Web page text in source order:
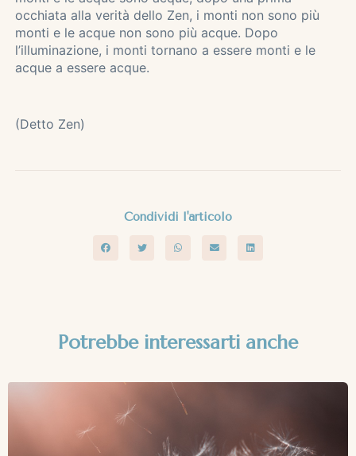
occhiata alla verità dello Zen, i monti non sono più
monti e le acque non sono più acque. Dopo
l’illuminazione, i monti tornano a essere monti e le
acque a essere acque.
(Detto Zen)
Condividi l'articolo
Potrebbe interessarti anche